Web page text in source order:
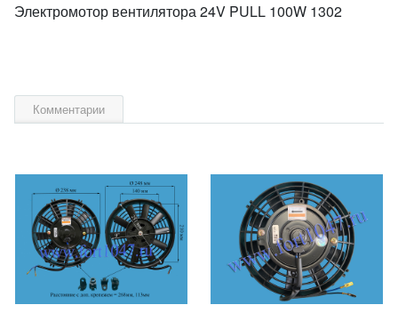
Электромотор вентилятора 24V PULL 100W 1302
Комментарии